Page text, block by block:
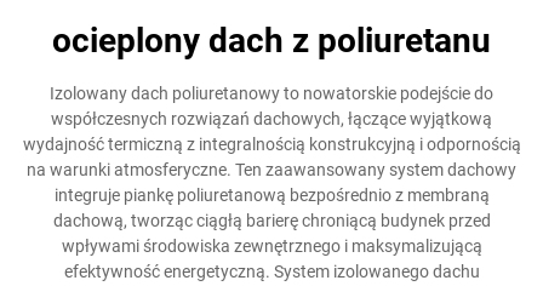
ocieplony dach z poliuretanu
Izolowany dach poliuretanowy to nowatorskie podejście do
współczesnych rozwiązań dachowych, łączące wyjątkową
wydajność termiczną z integralnością konstrukcyjną i odpornością
na warunki atmosferyczne. Ten zaawansowany system dachowy
integruje piankę poliuretanową bezpośrednio z membraną
dachową, tworząc ciągłą barierę chroniącą budynek przed
wpływami środowiska zewnętrznego i maksymalizującą
efektywność energetyczną. System izolowanego dachu